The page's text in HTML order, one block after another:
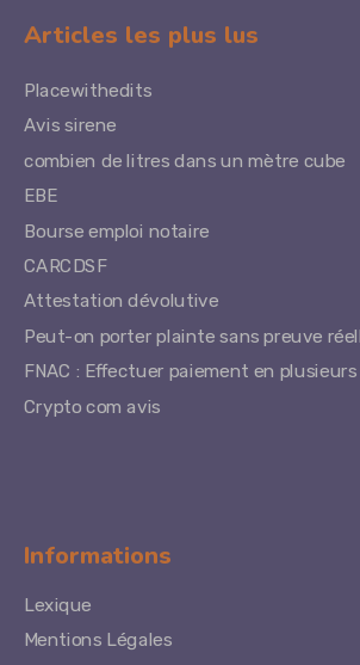
Articles les plus lus
Placewithedits
Avis sirene
combien de litres dans un mètre cube
EBE
Bourse emploi notaire
CARCDSF
Attestation dévolutive
Peut-on porter plainte sans preuve
FNAC : Effectuer paiement en
Crypto com avis
Informations
Lexique
Mentions Légales